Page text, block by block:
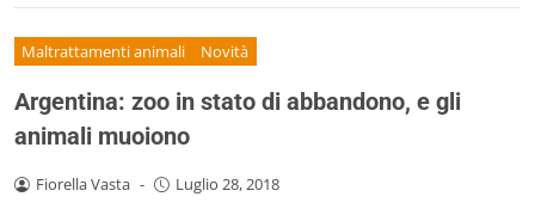
Maltrattamenti animali Novità
Argentina: zoo in stato di abbandono, e gli
animali muoiono
Fiorella Vasta - Luglio 28, 2018